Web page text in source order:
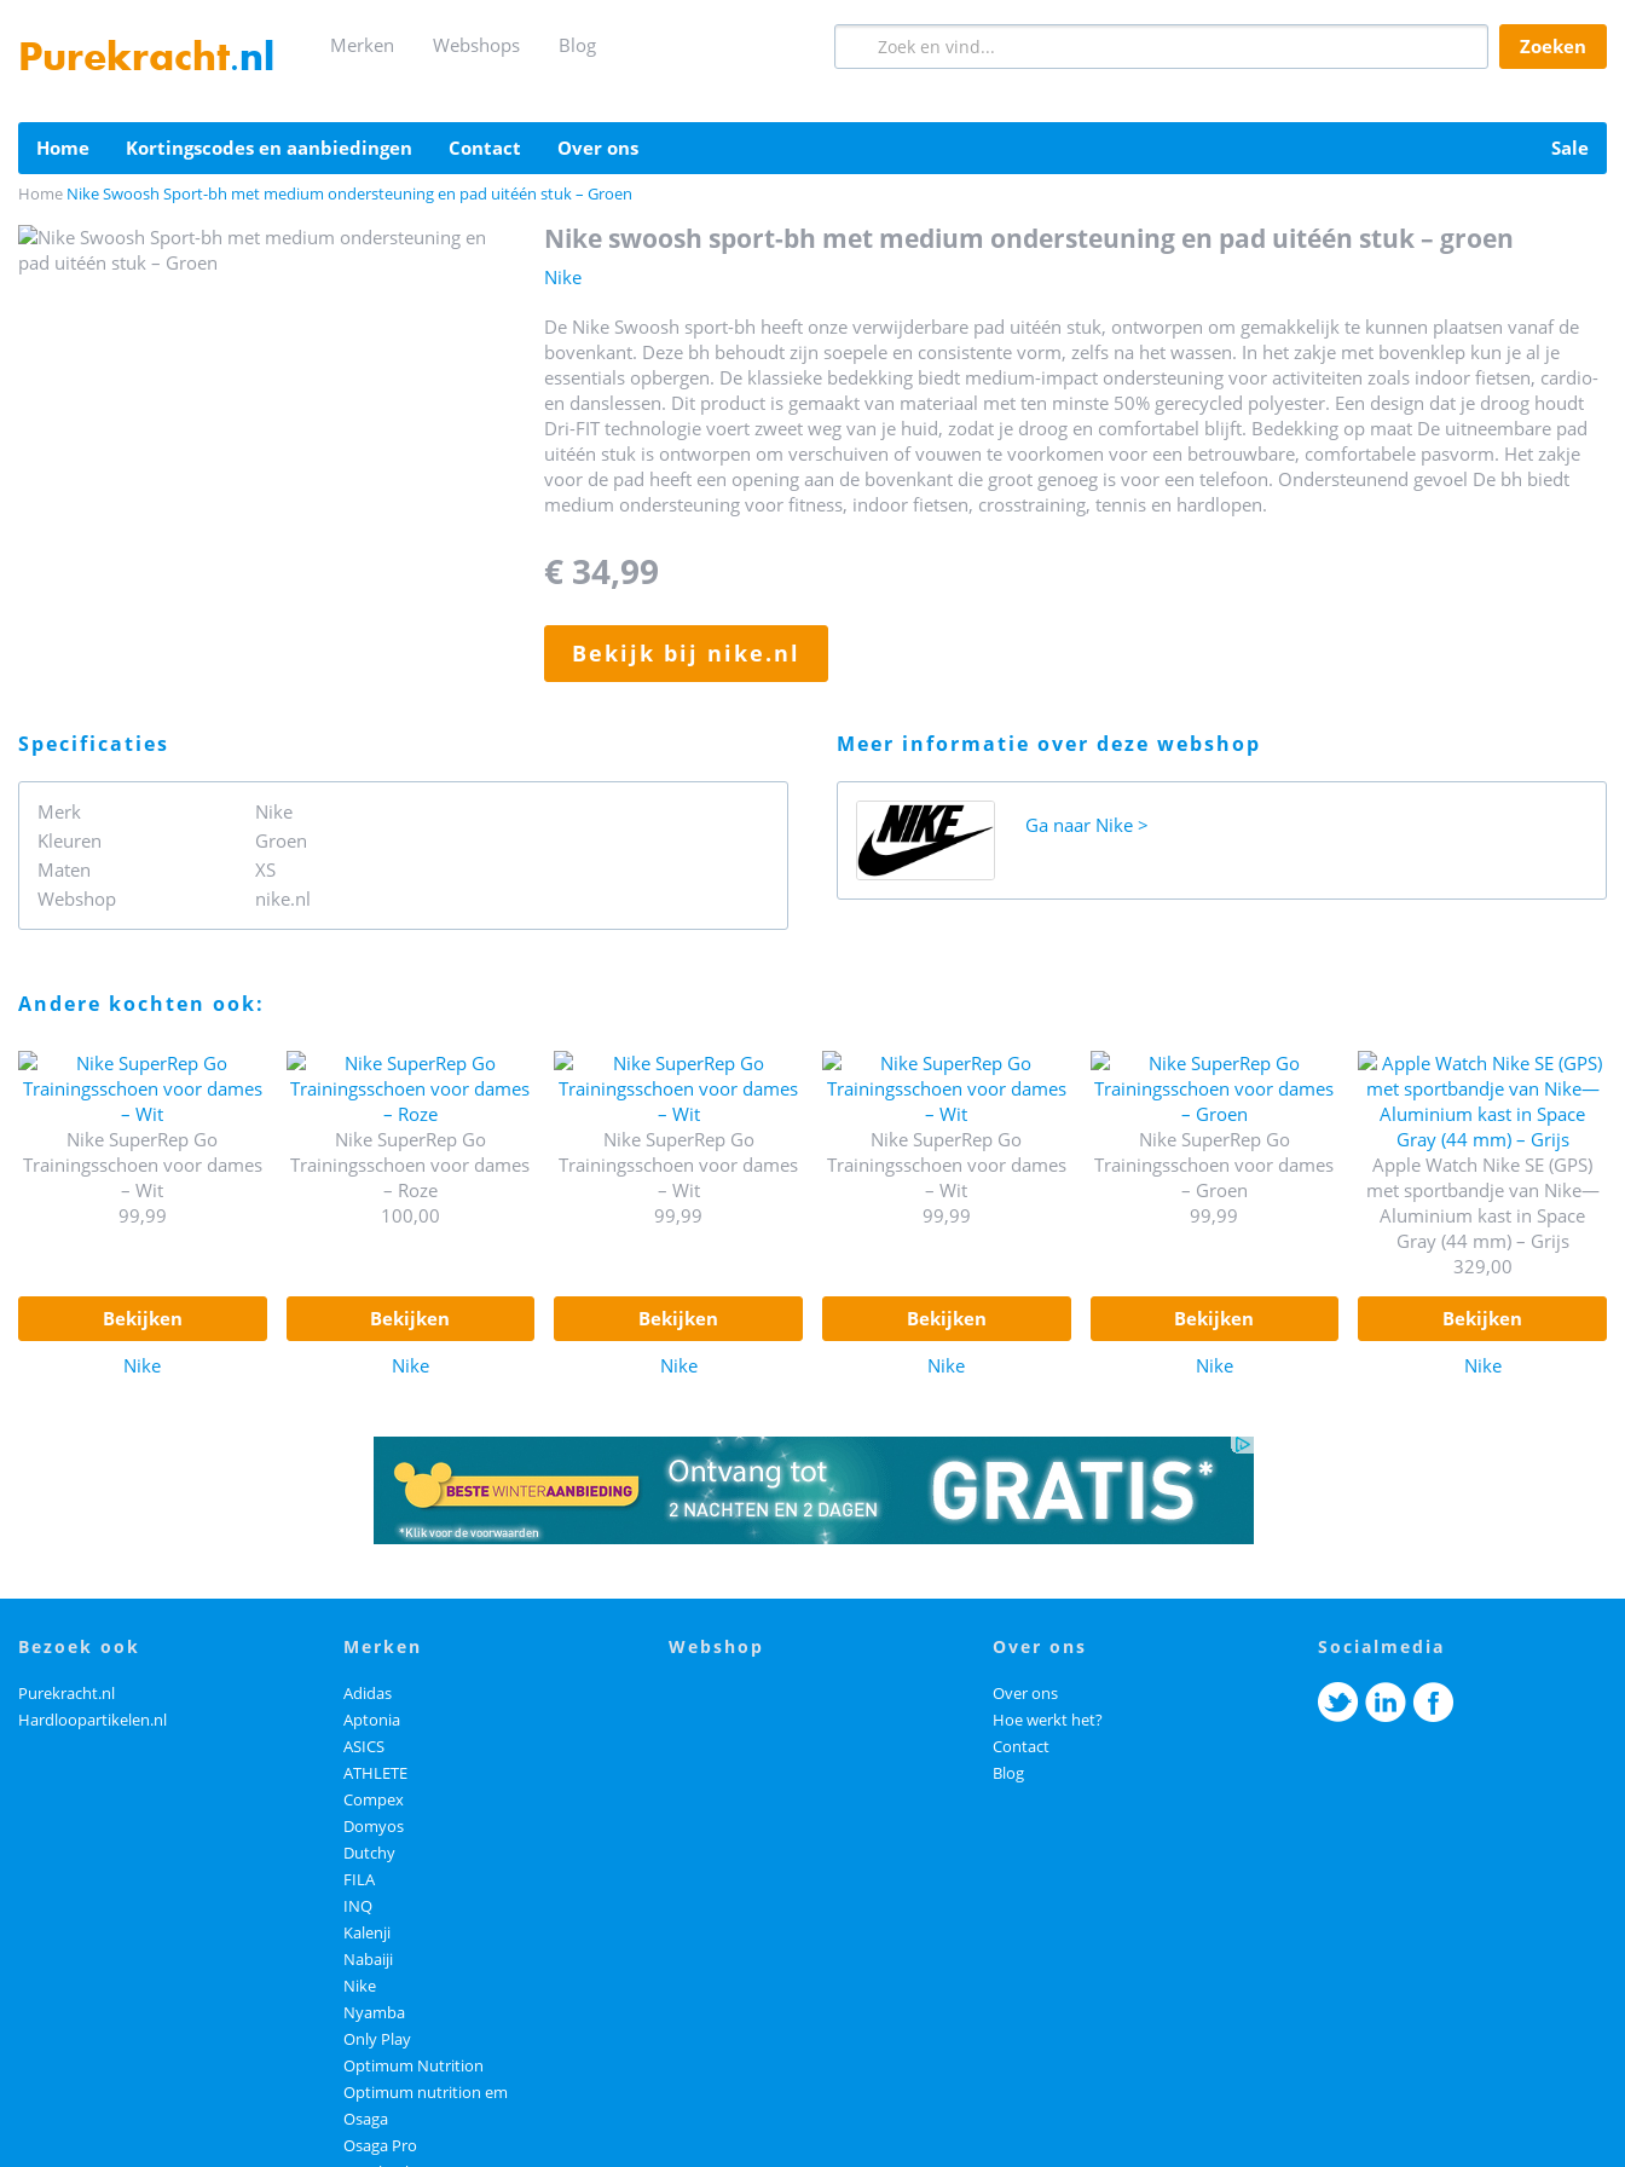
Purekracht.nl merken webshops blog zoeken
home kortingscodes en aanbiedingen contact over ons sale
Home Nike Swoosh Sport-bh met medium ondersteuning en pad uitéén stuk – Groen
nike swoosh sport-bh met medium ondersteuning en pad uitéén stuk – groen
Nike
De Nike Swoosh sport-bh heeft onze verwijderbare pad uitéén stuk, ontworpen om gemakkelijk te kunnen plaatsen vanaf de
bovenkant. Deze bh behoudt zijn soepele en consistente vorm, zelfs na het wassen. In het zakje met bovenklep kun je al je
essentials opbergen. De klassieke bedekking biedt medium-impact ondersteuning voor activiteiten zoals indoor fietsen, cardio-
en danslessen. Dit product is gemaakt van materiaal met ten minste 50% gerecycled polyester. Een design dat je droog houdt
Dri-FIT technologie voert zweet weg van je huid, zodat je droog en comfortabel blijft. Bedekking op maat De uitneembare pad
uitéén stuk is ontworpen om verschuiven of vouwen te voorkomen voor een betrouwbare, comfortabele pasvorm. Het zakje
voor de pad heeft een opening aan de bovenkant die groot genoeg is voor een telefoon. Ondersteunend gevoel De bh biedt
medium ondersteuning voor fitness, indoor fietsen, crosstraining, tennis en hardlopen.
€ 34,99
bekijk bij nike.nl
specificaties
Merk
Nike
Kleuren
Groen
Maten
XS
Webshop
nike.nl
meer informatie over deze webshop
Ga naar Nike
andere kochten ook:
Nike SuperRep Go
Trainingsschoen voor dames
– Wit
99,99
bekijken
Nike
Nike SuperRep Go
Trainingsschoen voor dames
– Roze
100,00
bekijken
Nike
Nike SuperRep Go
Trainingsschoen voor dames
– Wit
99,99
bekijken
Nike
Nike SuperRep Go
Trainingsschoen voor dames
– Wit
99,99
bekijken
Nike
Nike SuperRep Go
Trainingsschoen voor dames
– Groen
99,99
bekijken
Nike
Apple Watch Nike SE (GPS)
met sportbandje van Nike—
Aluminium kast in Space
Gray (44 mm) – Grijs
329,00
bekijken
Nike
bezoek ook
Purekracht.nl
Hardloopartikelen.nl
merken
Adidas
Aptonia
ASICS
ATHLETE
Compex
Domyos
Dutchy
FILA
INQ
Kalenji
Nabaiji
Nike
Nyamba
Only Play
Optimum Nutrition
Optimum nutrition em
Osaga
Osaga Pro
webshop over ons
Over ons
Hoe werkt het?
Contact
Blog
socialmedia